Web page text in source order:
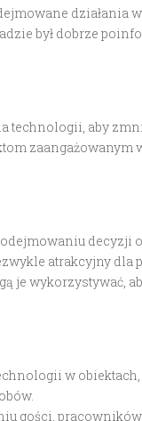
działania
był dobrze
technologii, aby
zaangażowanym
decyzji
atrakcyjny dla
je wykorzystywać,
w obiektach,
gości,